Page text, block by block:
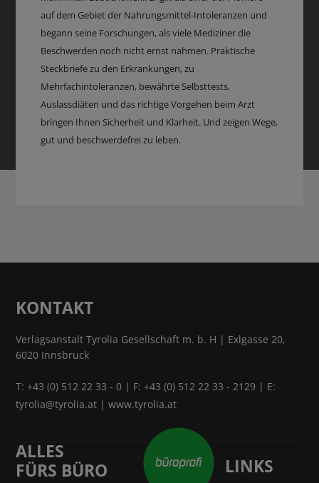
auf dem Gebiet der Nahrungsmittel-Intoleranzen und
begann seine Forschungen, als viele Mediziner die
Beschwerden noch nicht ernst nahmen. Praktische
Steckbriefe zu den Erkrankungen, zu
Mehrfachintoleranzen, bewährte Selbsttests,
Auslassdiäten und das richtige Vorgehen beim Arzt
bringen Ihnen Sicherheit und Klarheit. Und zeigen Wege,
gut und beschwerdefrei zu leben.
KONTAKT
Verlagsanstalt Tyrolia Gesellschaft m. b. H | Exlgasse 20,
6020 Innsbruck
T:+43 (0) 512 22 33 - 0 | F: +43 (0) 512 22 33 - 2129 | E:
tyrolia@tyrolia.at |www.tyrolia.at
ALLES
FÜRS BÜRO
LINKS